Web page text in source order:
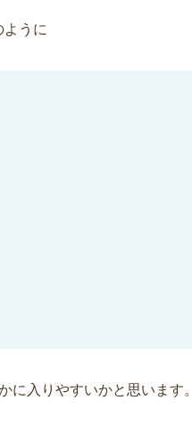
うに
に入りやすいかと思います。